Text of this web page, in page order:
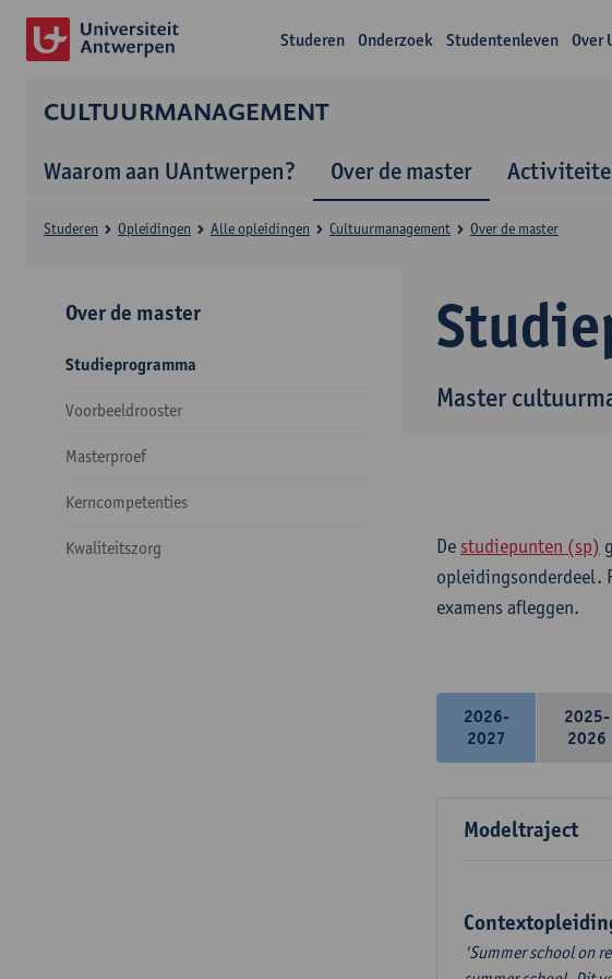
Studeren Onderzoek Studentenleven Over
CULTUURMANAGEMENT
Waarom aan UAntwerpen? Over de master
Master
Studeren Opleidingen Alle opleidingen Cultuurmanagement Over de master
Over de master
Studieprogramma
Voorbeeldrooster
Masterproef
Kerncompetenties
Kwaliteitszorg De studiepunten (sp)
opleidingsonderdeel.
examens afleggen.
2026-
2027
2025-
2026
Modeltraject
'Summer school on